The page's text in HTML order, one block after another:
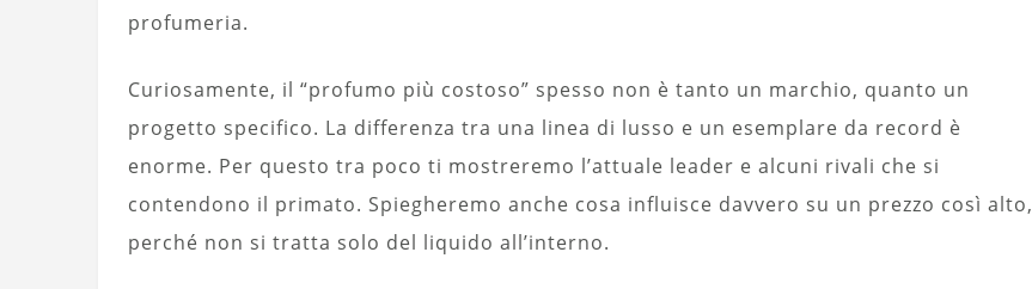
profumeria.
Curiosamente, il “profumo più costoso” spesso non è tanto un marchio, quanto un
progetto specifico. La differenza tra una linea di lusso e un esemplare da record è
enorme. Per questo tra poco ti mostreremo l’attuale leader e alcuni rivali che si
contendono il primato. Spiegheremo anche cosa influisce davvero su un prezzo così alto,
perché non si tratta solo del liquido all’interno.